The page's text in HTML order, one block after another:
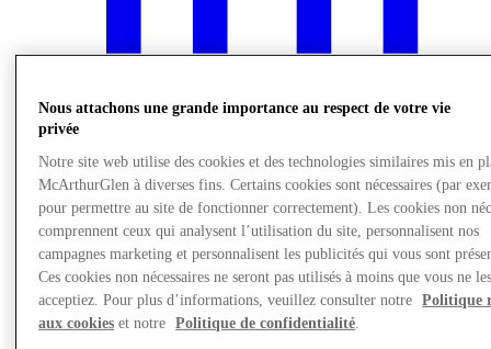
Nous rendre visite
Nous attachons une grande importance au respect de votre vie
privée
Notre site web utilise des cookies et des technologies similaires mis en
McArthurGlen à diverses fins. Certains cookies sont nécessaires (par
pour permettre au site de fonctionner correctement). Les cookies non
comprennent ceux qui analysent l’utilisation du site, personnalisent nos
campagnes marketing et personnalisent les publicités qui vous sont
Ces cookies non nécessaires ne seront pas utilisés à moins que vous ne
acceptiez. Pour plus d’informations, veuillez consulter notre
Politique
aux cookies et notre Politique de confidentialité